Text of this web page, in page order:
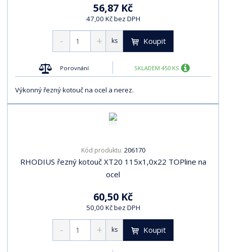
56,87 Kč
47,00 Kč bez DPH
ks Koupit
Porovnání SKLADEM 450 KS
Výkonný řezný kotouč na ocel a nerez.
Kód produktu: 206170
RHODIUS řezný kotouč XT20 115x1,0x22 TOPline na
ocel
60,50 Kč
50,00 Kč bez DPH
ks Koupit